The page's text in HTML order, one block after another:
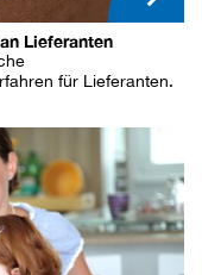
Lieferanten
für Lieferanten.